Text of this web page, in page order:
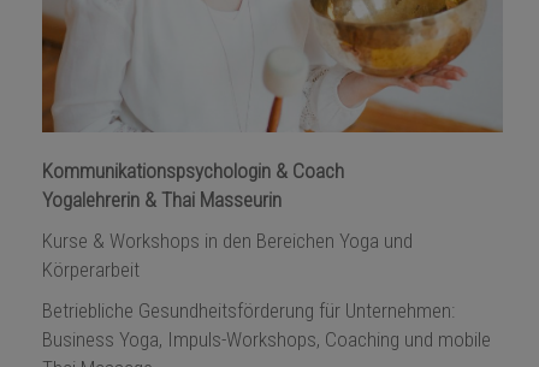
Kommunikationspsychologin & Coach
Yogalehrerin & Thai Masseurin
Kurse & Workshops in den Bereichen Yoga und
Körperarbeit
Betriebliche Gesundheitsförderung für Unternehmen:
Business Yoga, Impuls-Workshops, Coaching und mobile